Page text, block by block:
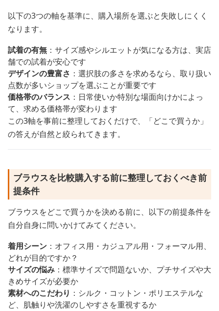
以下の3つの軸を基準に、購入場所を選ぶと失敗しにくく
なります。
試着の有無 ：サイズ感やシルエットが気になる方は、実店
舗での試着が安心です
デザインの豊富さ ：選択肢の多さを求めるなら、取り扱い
点数が多いショップを選ぶことが重要です
価格帯のバランス ：日常使いか特別な場面向けかによっ
て、求める価格帯が変わります
この3軸を事前に整理しておくだけで、「どこで買うか」
の答えが自然と絞られてきます。
ブラウスを比較購入する前に整理しておくべき前
提条件
ブラウスをどこで買うかを決める前に、以下の前提条件を
自分自身に問いかけてみてください。
着用シーン ：オフィス用・カジュアル用・フォーマル用、
どれが目的ですか？
サイズの悩み ：標準サイズで問題ないか、プチサイズや大
きめサイズが必要か
素材へのこだわり ：シルク・コットン・ポリエステルな
ど、肌触りや洗濯のしやすさを重視するか